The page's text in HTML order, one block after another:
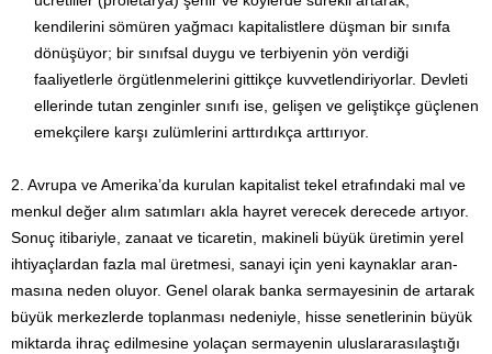
kendilerini sömüren yağmacı kapitalistlere düş­man bir sınıfa
dönüşüyor; bir sınıfsal duygu ve terbiyenin yön verdiği
faaliyetlerle örgütlenmelerini gittikçe kuvvetlendiriyorlar. Devleti
ellerinde tutan zenginler sınıfı ise, gelişen ve geliştikçe güçle­nen
emekçilere karşı zulümlerini arttırdıkça arttırıyor.
2. Avrupa ve Amerika’da kurulan kapitalist tekel etrafındaki mal ve
menkul değer alım satımları akla hayret verecek derecede artıyor.
Sonuç itibariyle, zanaat ve ticaretin, makineli büyük üretimin yerel
ihtiyaçlardan fazla mal üretmesi, sanayi için yeni kaynaklar aran­
masına neden oluyor. Genel olarak banka ser­mayesinin de artarak
büyük merkezlerde toplanması nedeniy­le, hisse senetlerinin büyük
miktarda ihraç edilmesine yolaçan sermayenin uluslararasılaştığı